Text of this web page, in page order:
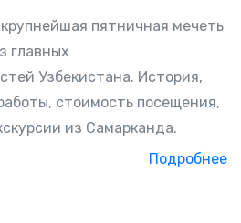
пятничная мечеть
главных
Узбекистана. История,
стоимость посещения,
из Самарканда.
Подробнее